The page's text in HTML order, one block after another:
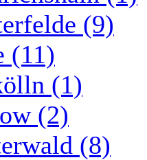
(9)
(11)
(1)
(2)
(8)